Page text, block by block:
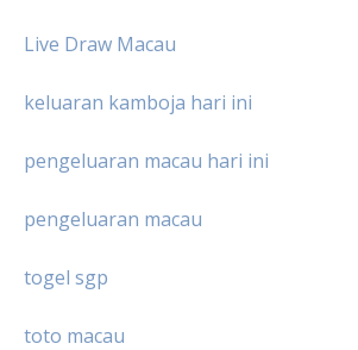
Live Draw Macau
keluaran kamboja hari ini
pengeluaran macau hari ini
pengeluaran macau
togel sgp
toto macau